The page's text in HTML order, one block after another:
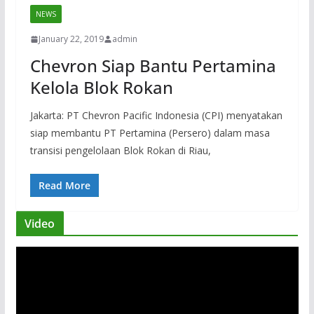
NEWS
January 22, 2019 admin
Chevron Siap Bantu Pertamina
Kelola Blok Rokan
Jakarta: PT Chevron Pacific Indonesia (CPI) menyatakan
siap membantu PT Pertamina (Persero) dalam masa
transisi pengelolaan Blok Rokan di Riau,
Read More
Video